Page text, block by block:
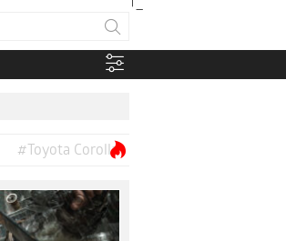
#Toyota Corolla